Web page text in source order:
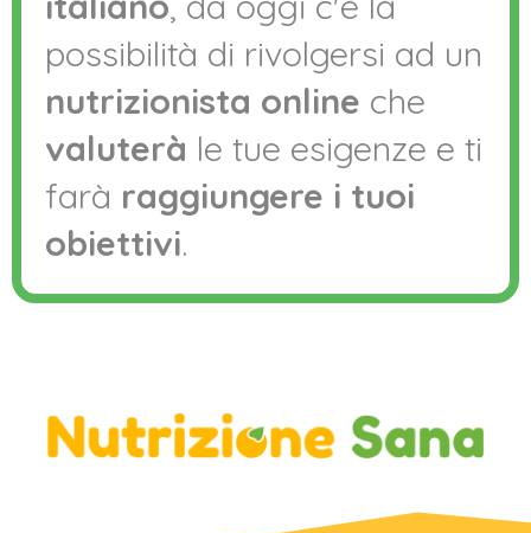
possibilità di rivolgersi ad un
nutrizionista online che
valuterà le tue esigenze e ti
farà raggiungere i tuoi
obiettivi.